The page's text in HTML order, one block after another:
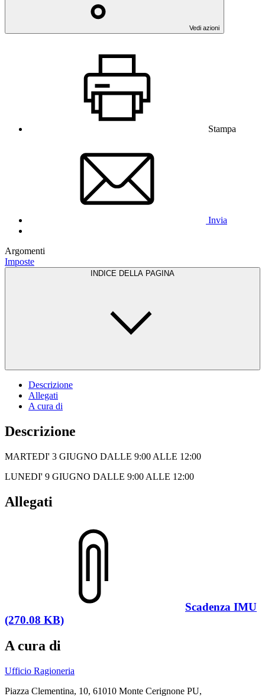
Vedi azioni
Stampa
Invia
Argomenti
Imposte
INDICE DELLA PAGINA
Descrizione
Allegati
A cura di
Descrizione
MARTEDI' 3 GIUGNO DALLE 9:00 ALLE 12:00
LUNEDI' 9 GIUGNO DALLE 9:00 ALLE 12:00
Allegati
Scadenza IMU
(270.08 KB)
A cura di
Ufficio Ragioneria
Piazza Clementina, 10, 61010 Monte Cerignone PU,